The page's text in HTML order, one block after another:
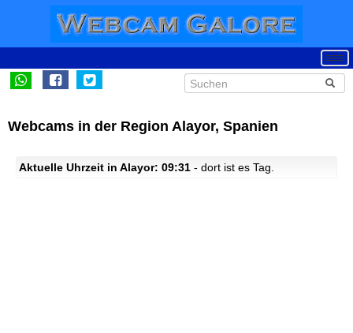
Webcams in der Region Alayor, Spanien
Aktuelle Uhrzeit in Alayor: 09:31 - dort ist es Tag.